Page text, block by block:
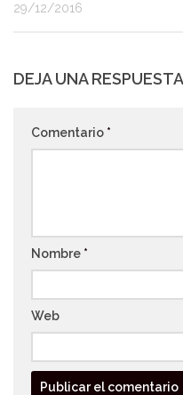
29/12/2016
DEJA UNA RESPUESTA
Comentario *
Nombre *
Web